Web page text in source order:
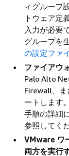
ィグループ
トウェア定
入力が必要
グループを
の設定ファ
ファイアウ
Palo Alto
Firewall、ま
ートします
手順の詳細
参照してく
VMware ワ
両方を実行